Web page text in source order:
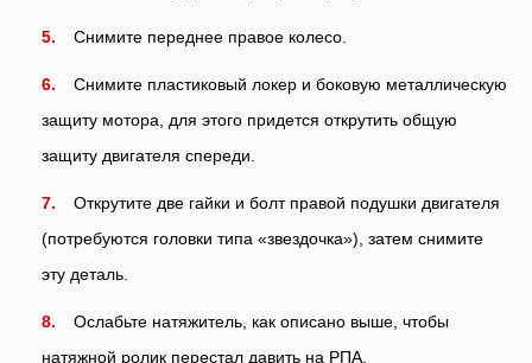
Снимите переднее правое колесо.
Снимите пластиковый локер и боковую металлическую
защиту мотора, для этого придется открутить общую
защиту двигателя спереди.
Открутите две гайки и болт правой подушки двигателя
(потребуются головки типа «звездочка»), затем снимите
эту деталь.
Ослабьте натяжитель, как описано выше, чтобы
натяжной ролик перестал давить на РПА.